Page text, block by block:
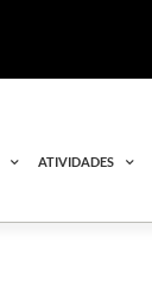
ATIVIDADES